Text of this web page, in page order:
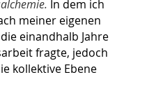
In dem ich
meiner eigenen
einandhalb Jahre
fragte, jedoch
kollektive Ebene